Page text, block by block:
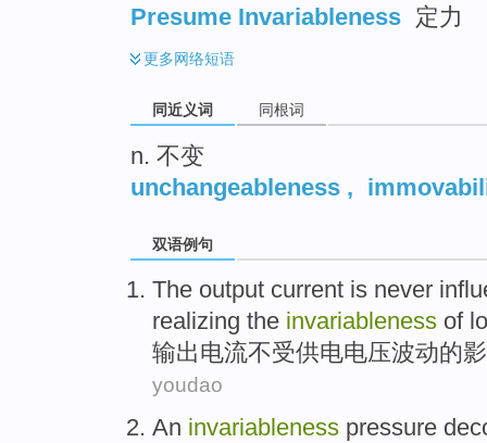
Presume Invariableness 定力
更多网络短语
同近义词 同根词
n. 不变
unchangeableness ,
双语例句
The output current is never
realizing the invariableness of
输出电流不受供电电压波动的
youdao
An invariableness pressure